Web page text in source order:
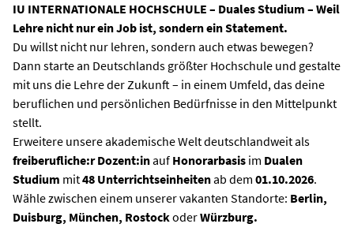
IU INTERNATIONALE HOCHSCHULE – Duales Studium – Weil
Lehre nicht nur ein Job ist, sondern ein Statement.
Du willst nicht nur lehren, sondern auch etwas bewegen?
Dann starte an Deutschlands größter Hochschule und gestalte
mit uns die Lehre der Zukunft – in einem Umfeld, das deine
beruflichen und persönlichen Bedürfnisse in den Mittelpunkt
stellt.
Erweitere unsere akademische Welt deutschlandweit als
freiberufliche:r Dozent:inauf Honorarbasis im Dualen
Studium mit48 Unterrichtseinheitenab dem 01.10.2026.
Wähle zwischen einem unserer vakanten Standorte: Berlin,
Duisburg, München, RostockoderWürzburg.